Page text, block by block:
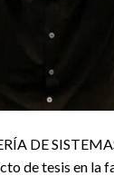
DE
de tesis en la